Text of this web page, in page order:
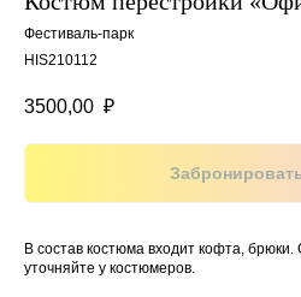
Фестиваль-парк
HIS210112
3500,00 ₽
В состав костюма входит кофта, брюки.
уточняйте у костюмеров.